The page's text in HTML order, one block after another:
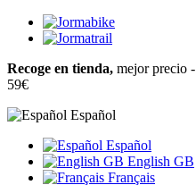
Recoge en tienda, mejor precio -
59€
Español
Español
English GB
Français